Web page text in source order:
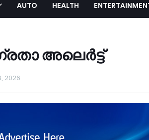
AUTO HEALTH
അലെർട്ട്
2026